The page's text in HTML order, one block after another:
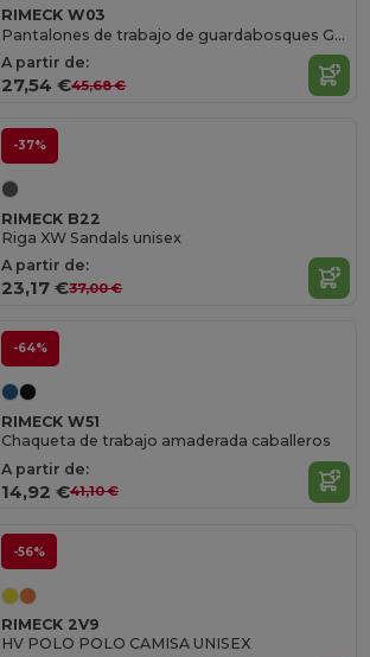
RIMECK W03
Pantalones de trabajo de guardabosques Gents
A partir de:
27,54 €45,68 €
-37%
RIMECK B22
Riga XW Sandals unisex
A partir de:
23,17 €37,00 €
-64%
RIMECK W51
Chaqueta de trabajo amaderada caballeros
A partir de:
14,92 €41,10 €
-56%
RIMECK 2V9
HV POLO POLO CAMISA UNISEX